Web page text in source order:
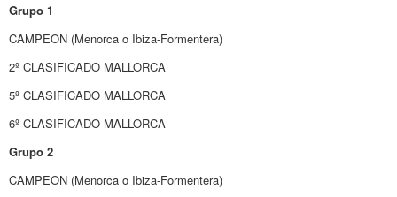
Grupo 1
CAMPEON (Menorca o Ibiza-Formentera)
2º CLASIFICADO MALLORCA
5º CLASIFICADO MALLORCA
6º CLASIFICADO MALLORCA
Grupo 2
CAMPEON (Menorca o Ibiza-Formentera)